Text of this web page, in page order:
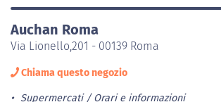
Auchan Roma
Via Lionello,201 - 00139 Roma
Chiama questo negozio
Supermercati Orari e informazioni